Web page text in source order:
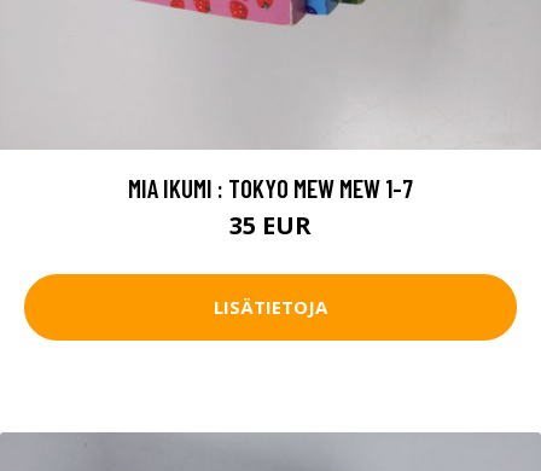
MIA IKUMI : TOKYO MEW MEW 1-7
35 EUR
LISÄTIETOJA